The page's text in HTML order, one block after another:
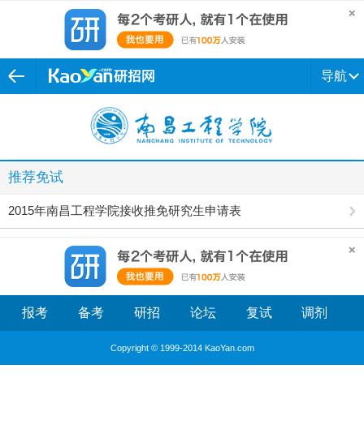
导航
推荐免试
2015年南昌工程学院接收推免研究生申请表
报考 备考 研招 论坛 复试 调剂
Copyright © 1999-2014 KaoYan.com